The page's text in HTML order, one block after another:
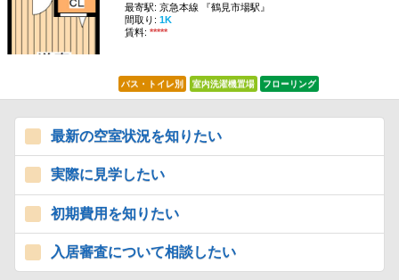
最寄駅: 京急本線 『鶴見市場駅』
間取り: 1K
賃料: *****
バス・トイレ別 室内洗濯機置場 フローリング
最新の空室状況を知りたい
実際に見学したい
初期費用を知りたい
入居審査について相談したい